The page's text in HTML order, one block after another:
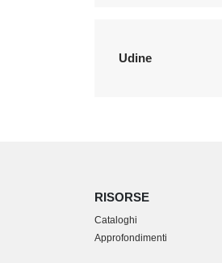
Udine
RISORSE
Cataloghi
Approfondimenti